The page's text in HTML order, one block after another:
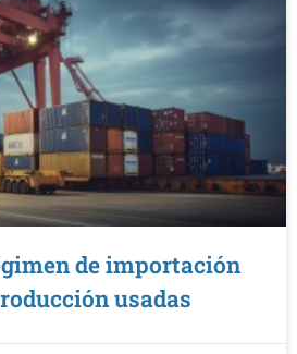
de importación
usadas